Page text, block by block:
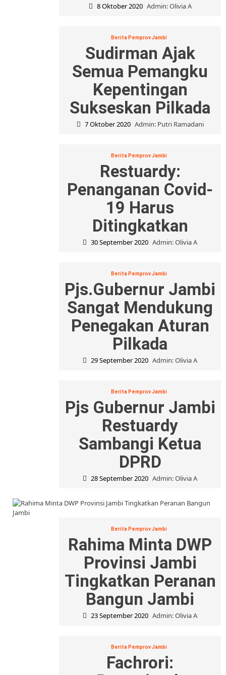
8 Oktober 2020 Admin: Olivia A
Berita Pemprov Jambi
Sudirman Ajak
Semua Pemangku
Kepentingan
Sukseskan Pilkada
7 Oktober 2020 Admin: Putri Ramadani
Berita Pemprov Jambi
Restuardy:
Penanganan Covid-
19 Harus
Ditingkatkan
30 September 2020 Admin: Olivia A
Berita Pemprov Jambi
Pjs.Gubernur Jambi
Sangat Mendukung
Penegakan Aturan
Pilkada
29 September 2020 Admin: Olivia A
Berita Pemprov Jambi
Pjs Gubernur Jambi
Restuardy
Sambangi Ketua
DPRD
28 September 2020 Admin: Olivia A
Berita Pemprov Jambi
Rahima Minta DWP
Provinsi Jambi
Tingkatkan Peranan
Bangun Jambi
23 September 2020 Admin: Olivia A
Berita Pemprov Jambi
Fachrori: